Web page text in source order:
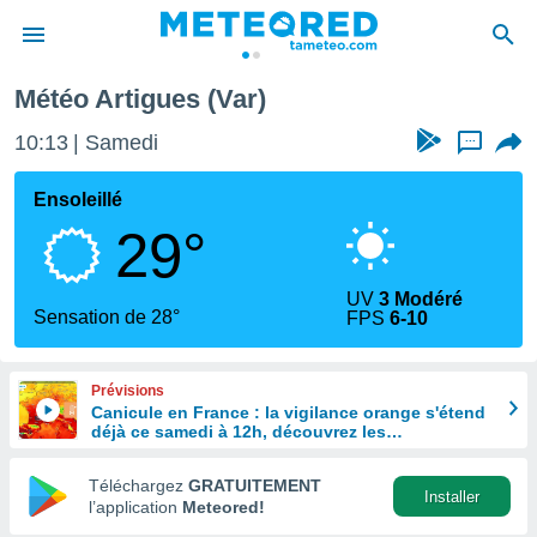
de
en
Météo Artigues (Var)
10:13 Samedi ...
Ensoleillé
29°
Sensation de 28°
UV3 Modéré
FPS6-10
Prévisions
Canicule en France : la vigilance orange s'étend
déjà ce samedi à 12h, découvrez les
Téléchargez GRATUITEMENT
l’application Meteored!
Installer